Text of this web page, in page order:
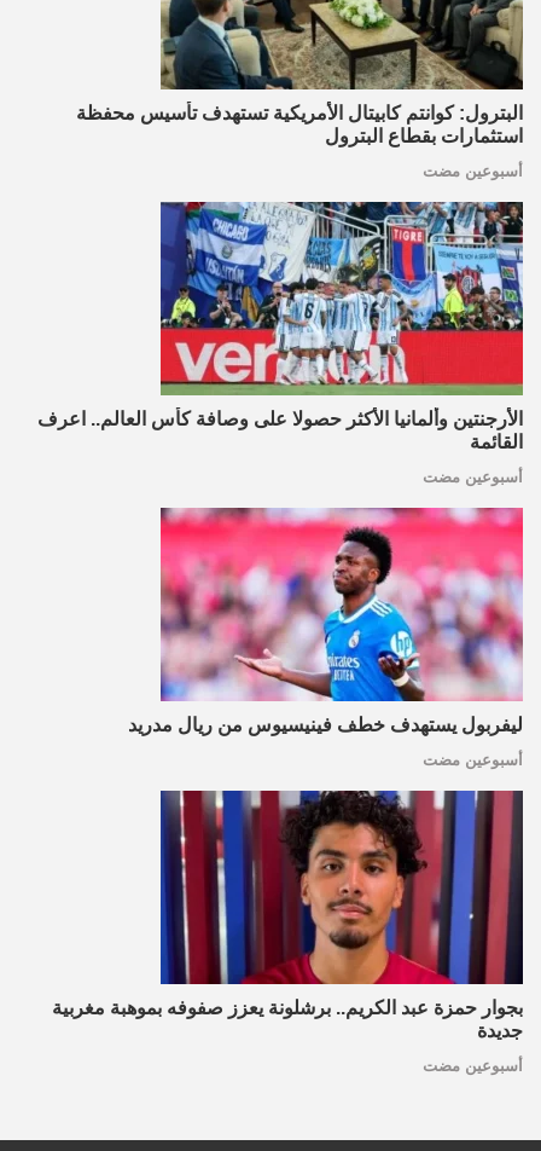
البترول: كوانتم كابيتال الأمريكية تستهدف تأسيس محفظة
استثمارات بقطاع البترول
أسبوعين مضت
الأرجنتين وألمانيا الأكثر حصولا على وصافة كأس العالم.. اعرف
القائمة
أسبوعين مضت
ليفربول يستهدف خطف فينيسيوس من ريال مدريد
أسبوعين مضت
بجوار حمزة عبد الكريم.. برشلونة يعزز صفوفه بموهبة مغربية
جديدة
أسبوعين مضت